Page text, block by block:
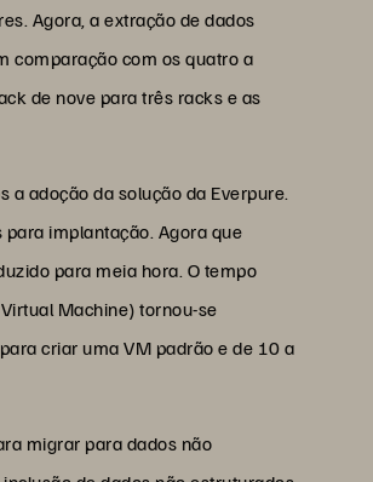
Agora, a extração de dados
comparação com os quatro a
de nove para três racks e as
adoção da solução da Everpure.
implantação. Agora que
para meia hora. O tempo
Machine) tornou-se
criar uma VM padrão e de 10 a
migrar para dados não